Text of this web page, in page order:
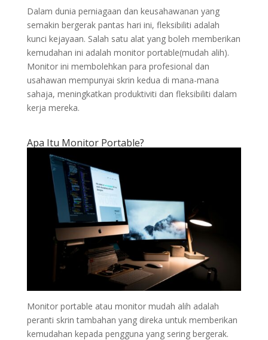
Dalam dunia perniagaan dan keusahawanan yang
semakin bergerak pantas hari ini, fleksibiliti adalah
kunci kejayaan. Salah satu alat yang boleh memberikan
kemudahan ini adalah monitor portable(mudah alih).
Monitor ini membolehkan para profesional dan
usahawan mempunyai skrin kedua di mana-mana
sahaja, meningkatkan produktiviti dan fleksibiliti dalam
kerja mereka.
Apa Itu Monitor Portable?
Monitor portable atau monitor mudah alih adalah
peranti skrin tambahan yang direka untuk memberikan
kemudahan kepada pengguna yang sering bergerak.